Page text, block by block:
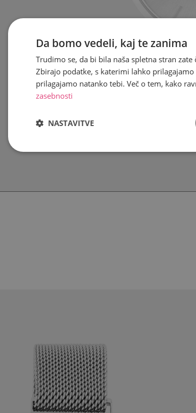
Da bomo vedeli, kaj te zanima
Trudimo se, da bi bila naša spletna stran
Zbirajo podatke, s katerimi lahko
prilagajamo natanko tebi. Več o tem, kako
zasebnosti
NASTAVITVE